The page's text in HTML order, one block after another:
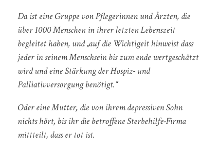
Da ist eine Gruppe von Pflegerinnen und Ärzten, die
über 1000 Menschen in ihrer letzten Lebenszeit
begleitet haben, und „auf die Wichtigeit hinweist dass
jeder in seinem Menschsein bis zum ende wertgeschätzt
wird und eine Stärkung der Hospiz- und
Palliativversorgung benötigt.“
Oder eine Mutter, die von ihrem depressiven Sohn
nichts hört, bis ihr die betroffene Sterbehilfe-Firma
mittteilt, dass er tot ist.